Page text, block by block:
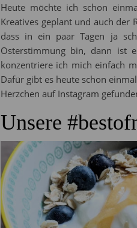
Heute möchte ich schon
Kreatives geplant und auch der
dass in ein paar Tagen ja
Osterstimmung bin, dann ist
konzentriere ich mich einfach
Dafür gibt es heute schon
Herzchen auf Instagram
Unsere